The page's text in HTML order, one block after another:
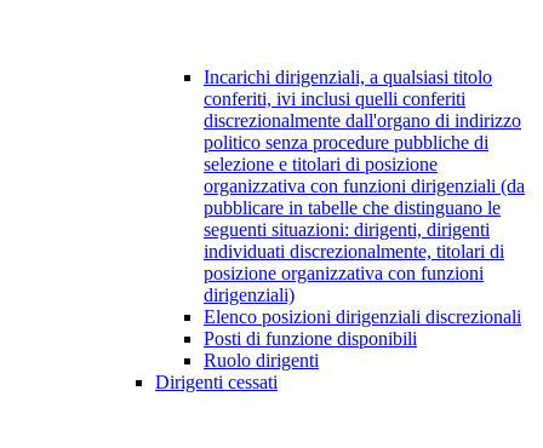
Incarichi dirigenziali, a qualsiasi titolo
conferiti, ivi inclusi quelli conferiti
discrezionalmente dall'organo di indirizzo
politico senza procedure pubbliche di
selezione e titolari di posizione
organizzativa con funzioni dirigenziali (da
pubblicare in tabelle che distinguano le
seguenti situazioni: dirigenti, dirigenti
individuati discrezionalmente, titolari di
posizione organizzativa con funzioni
dirigenziali)
Elenco posizioni dirigenziali discrezionali
Posti di funzione disponibili
Ruolo dirigenti
Dirigenti cessati